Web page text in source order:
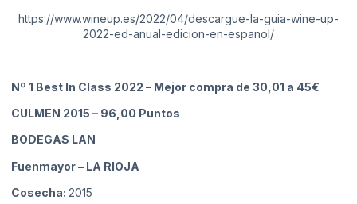
https://www.wineup.es/2022/04/descargue-la-guia-wine-up-
2022-ed-anual-edicion-en-espanol/
Nº 1 Best In Class 2022 – Mejor compra de 30,01 a 45€
CULMEN 2015 – 96,00 Puntos
BODEGAS LAN
Fuenmayor– LA RIOJA
Cosecha: 2015